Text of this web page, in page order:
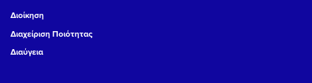
Διοίκηση
Διαχείριση Ποιότητας
Διαύγεια